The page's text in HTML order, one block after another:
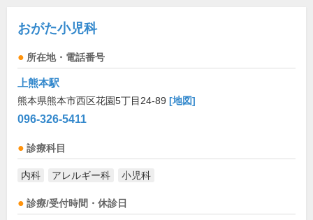
おがた小児科
所在地・電話番号
上熊本駅
熊本県熊本市西区花園5丁目24-89 [地図]
096-326-5411
診療科目
内科 アレルギー科 小児科
診療/受付時間・休診日